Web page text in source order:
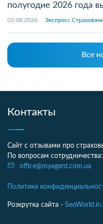
полугодие 2026 года
03.08.2026 Экспресс
Все
Контакты
Сайт с отзывами про
По вопросам сотрудничества:
office@myagent.com.ua
Политика
Розкрутка сайта -